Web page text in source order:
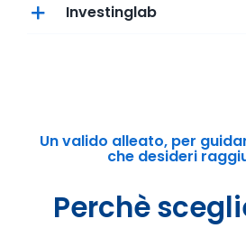
Investinglab
Un valido alleato, per
che desideri
Perchè